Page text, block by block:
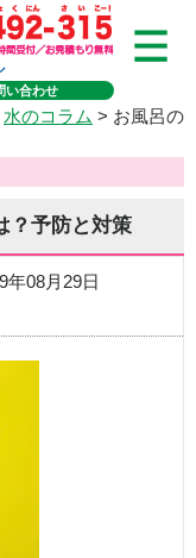
い合わせ
水のコラム > お風呂の
？予防と対策
08月29日